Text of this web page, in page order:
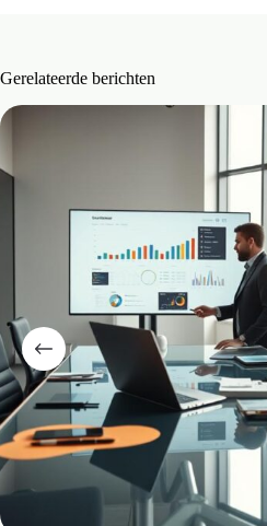
Gerelateerde berichten